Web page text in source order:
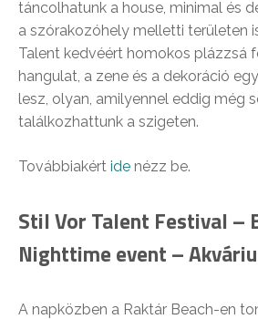
táncolhatunk a house, minimal és
a szórakozóhely melletti területen
Talent kedvéért homokos plázzsá
hangulat, a zene és a dekoráció
lesz, olyan, amilyennel eddig még
találkozhattunk a szigeten.
Továbbiakért ide nézz be.
Stil Vor Talent Festival –
Nighttime event –
A napközben a Raktár Beach-en